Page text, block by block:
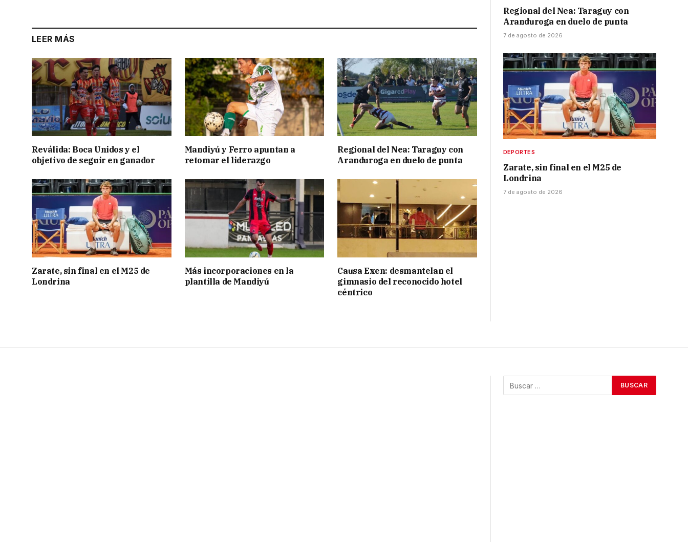
LEER MÁS
Reválida: Boca Unidos y el
objetivo de seguir en ganador
Mandiyú y Ferro apuntan a
retomar el liderazgo
Regional del Nea: Taraguy con
Aranduroga en duelo de punta
Zarate, sin final en el M25 de
Londrina
Más incorporaciones en la
plantilla de Mandiyú
Causa Exen: desmantelan el
gimnasio del reconocido hotel
céntrico
Regional del Nea: Taraguy con
Aranduroga en duelo de punta
7 de agosto de 2026
DEPORTES
Zarate, sin final en el M25 de
Londrina
7 de agosto de 2026